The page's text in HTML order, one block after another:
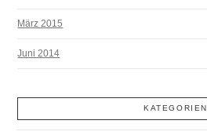
März 2015
Juni 2014
KATEGORIEN